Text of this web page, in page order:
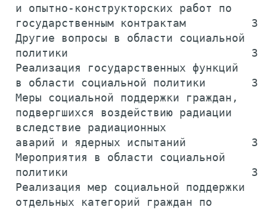
и опытно-конструкторских работ по
государственным контрактам
Другие вопросы в области социальной
политики
Реализация государственных функций
в области социальной политики
Меры социальной поддержки граждан,
подвергшихся воздействию радиации
вследствие радиационных
аварий и ядерных испытаний
Мероприятия в области социальной
политики                            393
Реализация мер социальной поддержки
отдельных категорий граждан по